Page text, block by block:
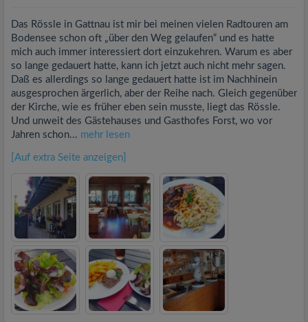
Das Rössle in Gattnau ist mir bei meinen vielen Radtouren am
Bodensee schon oft „über den Weg gelaufen“ und es hatte
mich auch immer interessiert dort einzukehren. Warum es aber
so lange gedauert hatte, kann ich jetzt auch nicht mehr sagen.
Daß es allerdings so lange gedauert hatte ist im Nachhinein
ausgesprochen ärgerlich, aber der Reihe nach. Gleich gegenüber
der Kirche, wie es früher eben sein musste, liegt das Rössle.
Und unweit des Gästehauses und Gasthofes Forst, wo vor
Jahren schon... mehr lesen
[Auf extra Seite anzeigen]